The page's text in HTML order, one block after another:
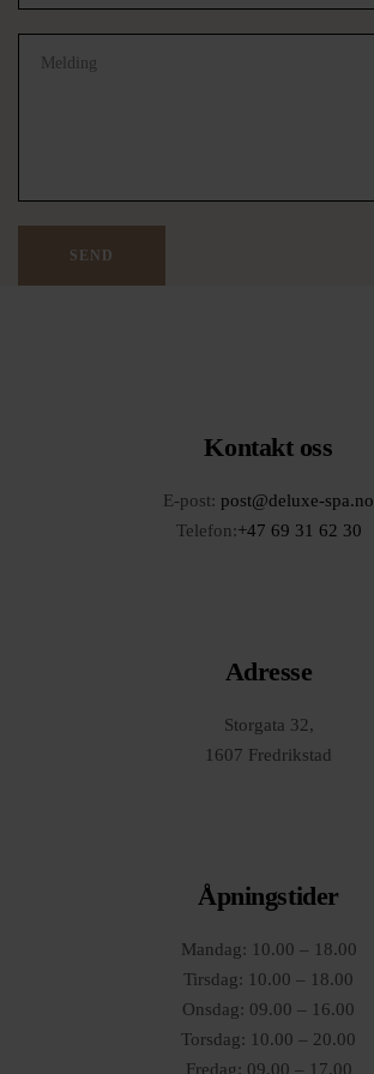
Kontakt oss
E-post: post@deluxe-spa.no
Telefon:+47 69 31 62 30
Adresse
Storgata 32,
1607 Fredrikstad
Åpningstider
Mandag: 10.00 – 18.00
Tirsdag: 10.00 – 18.00
Onsdag: 09.00 – 16.00
Torsdag: 10.00 – 20.00
Fredag: 09.00 – 17.00